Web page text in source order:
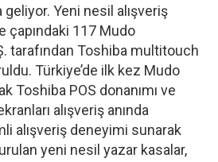
Yeni nesil alışveriş
çapındaki 117 Mudo
tarafından Toshiba multitouch
Türkiye’de ilk kez Mudo
Toshiba POS donanımı ve
alışveriş anında
alışveriş deneyimi sunarak
yeni nesil yazar kasalar,